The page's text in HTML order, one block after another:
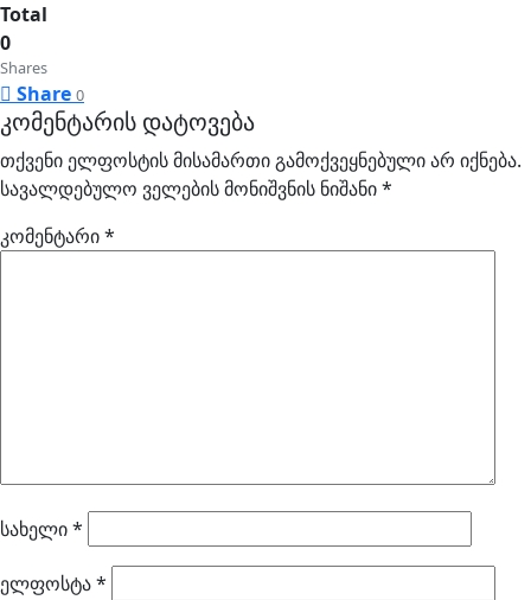
Total
0
Shares
Share 0
კომენტარის დატოვება
თქვენი ელფოსტის მისამართი გამოქვეყნებული არ იქნება.
სავალდებულო ველების მონიშვნის ნიშანი*
კომენტარი*
სახელი*
ელფოსტა*